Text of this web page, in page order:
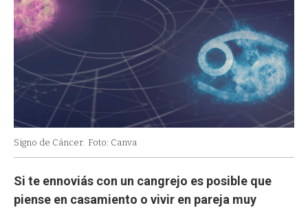
Signo de Cáncer. Foto: Canva
Si te ennoviás con un cangrejo es posible que
piense en casamiento o vivir en pareja muy